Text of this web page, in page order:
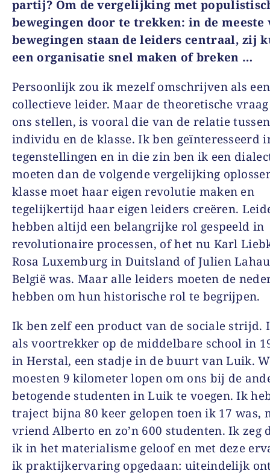
partij? Om de vergelijking met
bewegingen door te trekken: in de meeste
bewegingen staan de leiders centraal, zij
een organisatie snel maken of breken …
Persoonlijk zou ik mezelf omschrijven als een
collectieve leider. Maar de theoretische
ons stellen, is vooral die van de relatie
individu en de klasse. Ik ben geïnteresseerd
tegenstellingen en in die zin ben ik een
moeten dan de volgende vergelijking
klasse moet haar eigen revolutie maken en
tegelijkertijd haar eigen leiders creëren.
hebben altijd een belangrijke rol gespeeld in
revolutionaire processen, of het nu Karl
Rosa Luxemburg in Duitsland of Julien
België was. Maar alle leiders moeten de
hebben om hun historische rol te begrijpen.
Ik ben zelf een product van de sociale strijd.
als voortrekker op de middelbare school in
in Herstal, een stadje in de buurt van Luik.
moesten 9 kilometer lopen om ons bij de
betogende studenten in Luik te voegen. Ik
traject bijna 80 keer gelopen toen ik 17 was,
vriend Alberto en zo’n 600 studenten. Ik zeg
ik in het materialisme geloof en met deze
ik praktijkervaring opgedaan: uiteindelijk